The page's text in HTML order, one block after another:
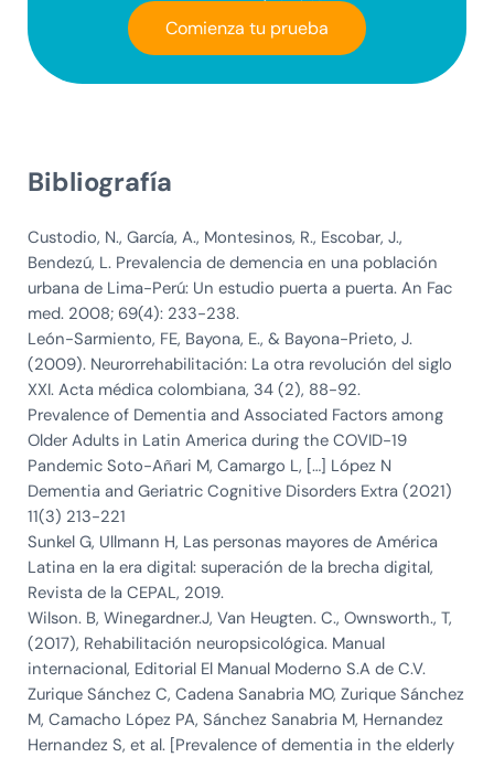
Comienza tu prueba
Bibliografía
Custodio, N., García, A., Montesinos, R., Escobar, J.,
Bendezú, L. Prevalencia de demencia en una población
urbana de Lima-Perú: Un estudio puerta a puerta. An Fac
med. 2008; 69(4): 233-238.
León-Sarmiento, FE, Bayona, E., & Bayona-Prieto, J.
(2009). Neurorrehabilitación: La otra revolución del siglo
XXI. Acta médica colombiana, 34 (2), 88-92.
Prevalence of Dementia and Associated Factors among
Older Adults in Latin America during the COVID-19
Pandemic Soto-Añari M, Camargo L, […] López N
Dementia and Geriatric Cognitive Disorders Extra (2021)
11(3) 213-221
Sunkel G, Ullmann H, Las personas mayores de América
Latina en la era digital: superación de la brecha digital,
Revista de la CEPAL, 2019.
Wilson. B, Winegardner.J, Van Heugten. C., Ownsworth., T,
(2017), Rehabilitación neuropsicológica. Manual
internacional, Editorial El Manual Moderno S.A de C.V.
Zurique Sánchez C, Cadena Sanabria MO, Zurique Sánchez
M, Camacho López PA, Sánchez Sanabria M, Hernandez
Hernandez S, et al. [Prevalence of dementia in the elderly